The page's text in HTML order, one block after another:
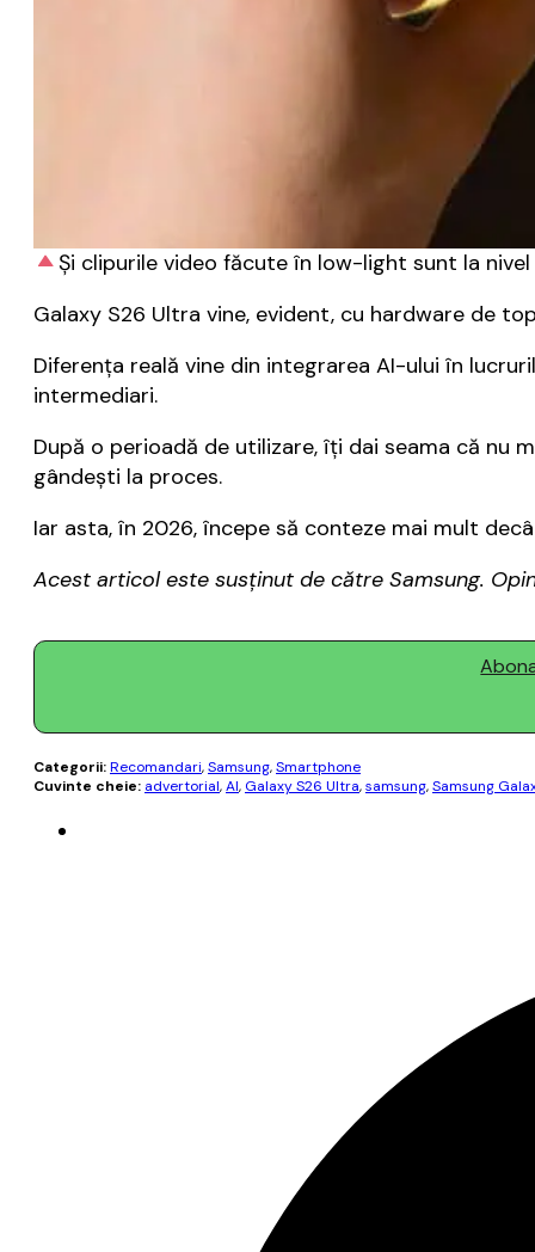
Și clipurile video făcute în low-light sunt la
Galaxy S26 Ultra vine, evident, cu hardware de
Diferența reală vine din integrarea AI-ului în
intermediari.
După o perioadă de utilizare, îți dai seama că
gândești la proces.
Iar asta, în 2026, începe să conteze mai mult
Acest articol este susținut de către Samsung.
Categorii:Recomandari,Samsung,Smartphone
Cuvinte cheie: advertorial,AI, Galaxy S26 Ultra,samsung,Samsung